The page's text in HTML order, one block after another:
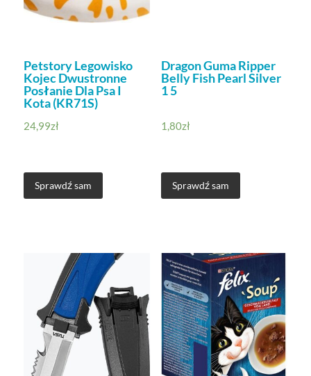
Petstory Legowisko
Kojec Dwustronne
Posłanie Dla Psa I
Kota (KR71S)
24,99zł
Sprawdź sam
Dragon Guma Ripper
Belly Fish Pearl Silver
1 5
1,80zł
Sprawdź sam